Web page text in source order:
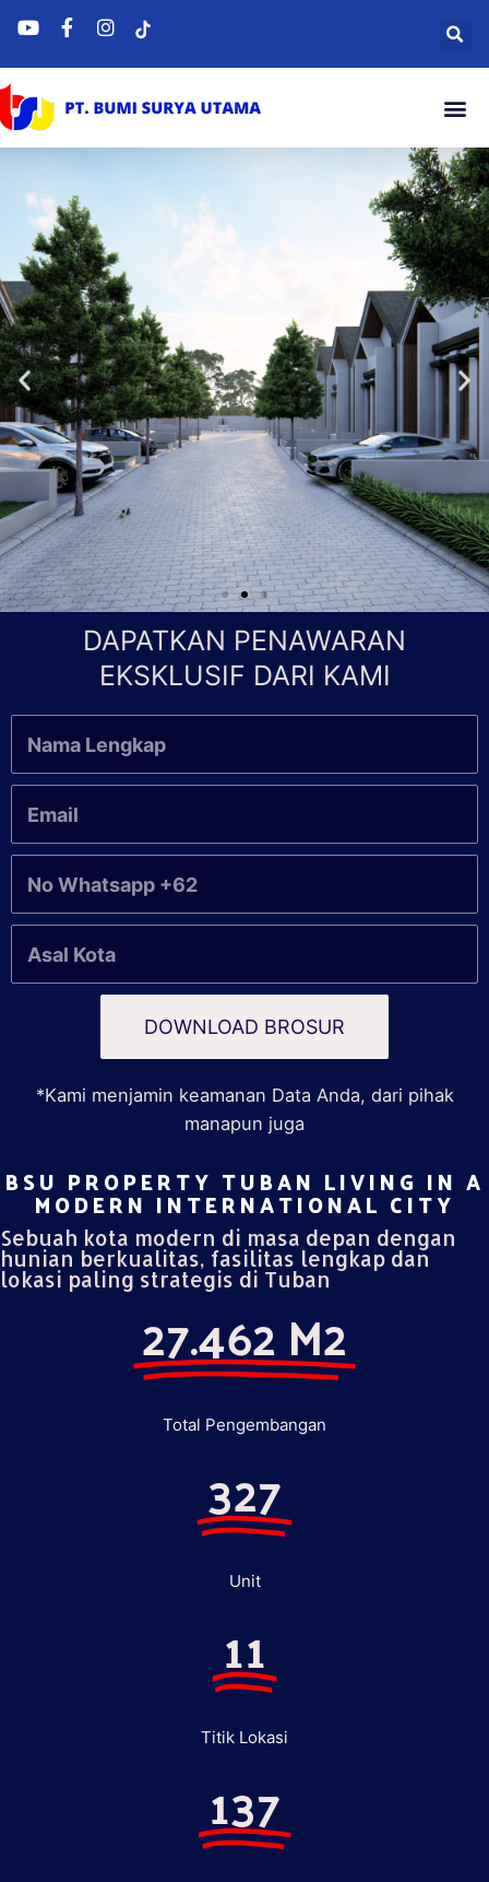
DAPATKAN PENAWARAN
EKSKLUSIF DARI KAMI
DOWNLOAD BROSUR
*Kami menjamin keamanan Data Anda, dari pihak
manapun juga
BSU PROPERTY TUBAN LIVING IN A
MODERN INTERNATIONAL CITY​
Sebuah kota modern di masa depan dengan
hunian berkualitas, fasilitas lengkap dan
lokasi paling strategis di Tuban
27.462 M2
Total Pengembangan
327
Unit
11
Titik Lokasi
137